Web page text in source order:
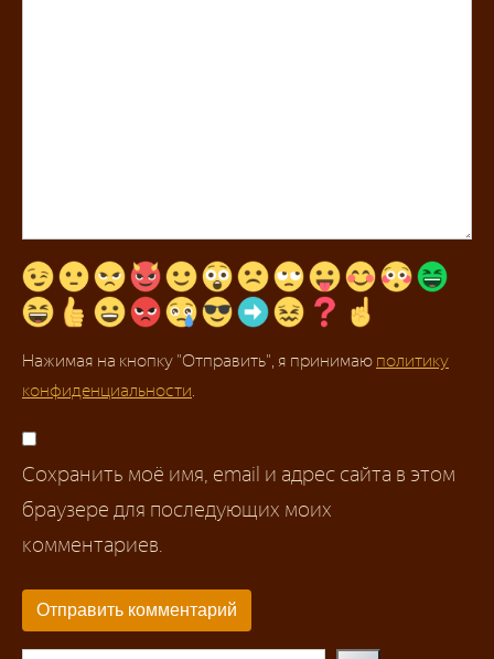
Нажимая на кнопку "Отправить", я принимаю политику
конфиденциальности.
Сохранить моё имя, email и адрес сайта в этом
браузере для последующих моих
комментариев.